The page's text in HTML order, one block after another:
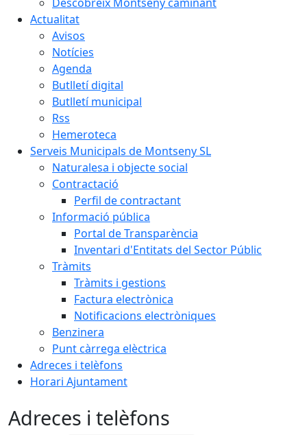
Actualitat
Avisos
Notícies
Agenda
Butlletí digital
Butlletí municipal
Rss
Hemeroteca
Serveis Municipals de Montseny SL
Naturalesa i objecte social
Contractació
Perfil de contractant
Informació pública
Portal de Transparència
Inventari d'Entitats del Sector Públic
Tràmits
Tràmits i gestions
Factura electrònica
Notificacions electròniques
Benzinera
Punt càrrega elèctrica
Adreces i telèfons
Horari Ajuntament
Adreces i telèfons